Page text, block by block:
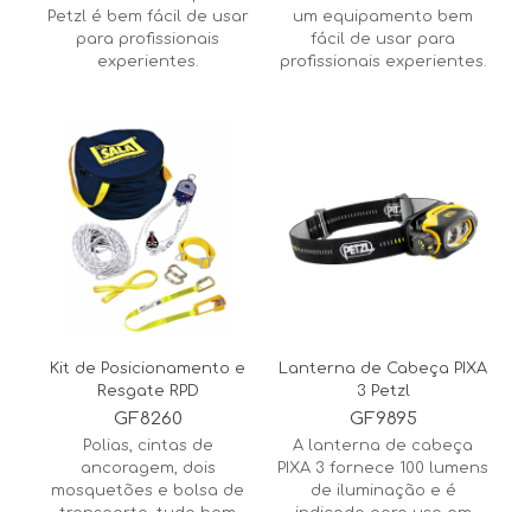
Petzl é bem fácil de usar
para profissionais
experientes.
um equipamento bem
fácil de usar para
profissionais experientes.
Kit de Posicionamento e
Resgate RPD
GF8260
Polias, cintas de
ancoragem, dois
mosquetões e bolsa de
Lanterna de Cabeça PIXA
3 Petzl
GF9895
A lanterna de cabeça
PIXA 3 fornece 100 lumens
de iluminação e é